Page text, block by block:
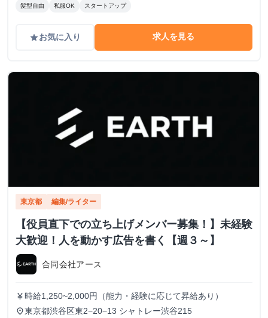
髪型自由 私服OK スタートアップ
gradeお気に入り 求人を見る
東京都 編集/ライター
【役員直下での立ち上げメンバー募集！】未経験
大歓迎！人を動かす広告を書く【週３～】
合同会社アース
currency_yen 時給1,250~2,000円（能力・経験に応じて昇給あり）
place東京都渋谷区東2−20−13 シャトレー渋谷215